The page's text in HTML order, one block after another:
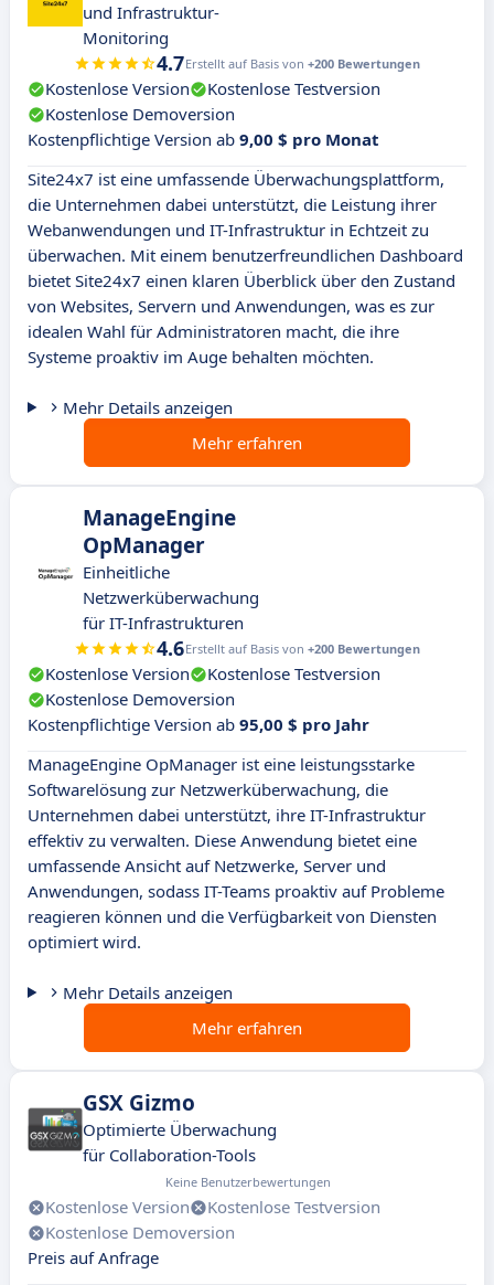
und Infrastruktur-
Monitoring
4.7Erstellt auf Basis von +200 Bewertungen
Kostenlose Version
Kostenlose Testversion
Kostenlose Demoversion
Kostenpflichtige Version ab 9,00 $ pro Monat
Site24x7 ist eine umfassende Überwachungsplattform,
die Unternehmen dabei unterstützt, die Leistung ihrer
Webanwendungen und IT-Infrastruktur in Echtzeit zu
überwachen. Mit einem benutzerfreundlichen Dashboard
bietet Site24x7 einen klaren Überblick über den Zustand
von Websites, Servern und Anwendungen, was es zur
idealen Wahl für Administratoren macht, die ihre
Systeme proaktiv im Auge behalten möchten.
Mehr Details anzeigen
Mehr erfahren
ManageEngine
OpManager
Einheitliche
Netzwerküberwachung
für IT-Infrastrukturen
4.6Erstellt auf Basis von +200 Bewertungen
Kostenlose Version
Kostenlose Testversion
Kostenlose Demoversion
Kostenpflichtige Version ab 95,00 $ pro Jahr
ManageEngine OpManager ist eine leistungsstarke
Softwarelösung zur Netzwerküberwachung, die
Unternehmen dabei unterstützt, ihre IT-Infrastruktur
effektiv zu verwalten. Diese Anwendung bietet eine
umfassende Ansicht auf Netzwerke, Server und
Anwendungen, sodass IT-Teams proaktiv auf Probleme
reagieren können und die Verfügbarkeit von Diensten
optimiert wird.
Mehr Details anzeigen
Mehr erfahren
GSX Gizmo
Optimierte Überwachung
für Collaboration-Tools
Keine Benutzerbewertungen
Kostenlose Version
Kostenlose Testversion
Kostenlose Demoversion
Preis auf Anfrage